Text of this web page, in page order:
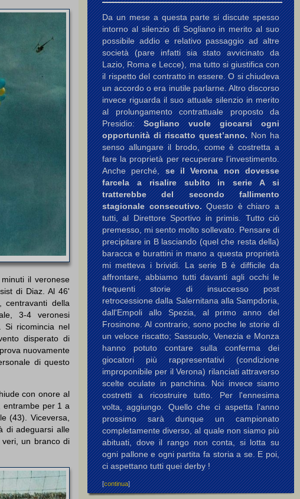
il veronese
di Diaz. Al 46'
centravanti della
3-4 veronesi
Si ricomincia nel
disperato di
nuovamente
di questo
con onore al
entrambe per 1 a
(43). Viceversa,
di adeguarsi alle
un branco di
Da un mese a questa parte si discute spesso
intorno al silenzio di Sogliano in merito al suo
possibile addio e relativo passaggio ad altre
società (pare infatti sia stato avvicinato da
Lazio, Roma e Lecce), ma tutto si giustifica con
il rispetto del contratto in essere. O si chiudeva
un accordo o era inutile parlarne. Altro discorso
invece riguarda il suo attuale silenzio in merito
al prolungamento contrattuale proposto da
Presidio:Sogliano vuole giocarsi ogni
opportunità di riscatto quest’anno.Non ha
senso allungare il brodo, come è costretta a
fare la proprietà per recuperare l’investimento.
Anche perché,se il Verona non dovesse
farcela a risalire subito in serie A si
tratterebbe del secondo fallimento
stagionale consecutivo.Questo è chiaro a
tutti, al Direttore Sportivo in primis. Tutto ciò
premesso, mi sento molto sollevato. Pensare di
precipitare in B lasciando (quel che resta della)
baracca e burattini in mano a questa proprietà
mi metteva i brividi. La serie B è difficile da
affrontare, abbiamo tutti davanti agli occhi le
frequenti storie di insuccesso post
retrocessione dalla Salernitana alla Sampdoria,
dall'Empoli allo Spezia, al primo anno del
Frosinone. Al contrario, sono poche le storie di
un veloce riscatto; Sassuolo, Venezia e Monza
hanno potuto contare sulla conferma dei
giocatori più rappresentativi (condizione
improponibile per il Verona) rilanciati attraverso
scelte oculate in panchina. Noi invece siamo
costretti a ricostruire tutto. Per l'ennesima
volta, aggiungo. Quello che ci aspetta l'anno
prossimo sarà dunque un campionato
completamente diverso, al quale non siamo più
abituati, dove il rango non conta, si lotta su
ogni pallone e ogni partita fa storia a se. E poi,
ci aspettano tutti quei derby !
[continua]